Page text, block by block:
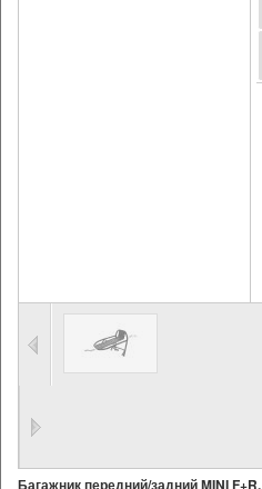
Багажник передний/задний MINI F+R.